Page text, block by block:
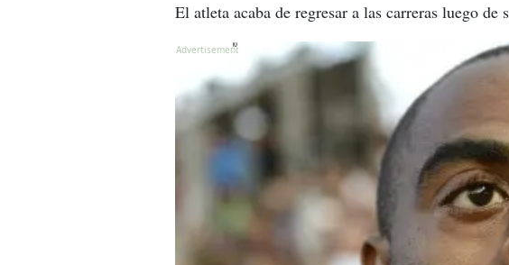
El atleta acaba de regresar a las carreras luego
X